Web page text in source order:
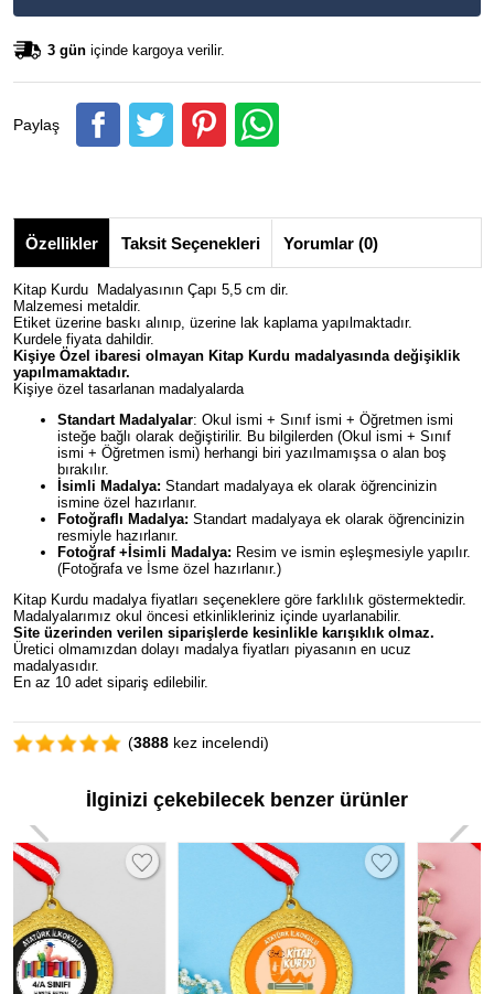
3 gün içinde kargoya verilir.
Paylaş
Özellikler Taksit Seçenekleri Yorumlar (0)
Kitap Kurdu Madalyasının Çapı 5,5 cm dir.
Malzemesi metaldir.
Etiket üzerine baskı alınıp, üzerine lak kaplama yapılmaktadır.
Kurdele fiyata dahildir.
Kişiye Özel ibaresi olmayan Kitap Kurdu madalyasında değişiklik
yapılmamaktadır.
Kişiye özel tasarlanan madalyalarda
Standart Madalyalar: Okul ismi + Sınıf ismi + Öğretmen ismi
isteğe bağlı olarak değiştirilir. Bu bilgilerden (Okul ismi + Sınıf
ismi + Öğretmen ismi) herhangi biri yazılmamışsa o alan boş
bırakılır.
İsimli Madalya: Standart madalyaya ek olarak öğrencinizin
ismine özel hazırlanır.
Fotoğraflı Madalya: Standart madalyaya ek olarak öğrencinizin
resmiyle hazırlanır.
Fotoğraf +İsimli Madalya: Resim ve ismin eşleşmesiyle yapılır.
(Fotoğrafa ve İsme özel hazırlanır.)
Kitap Kurdu madalya fiyatları seçeneklere göre farklılık göstermektedir.
Madalyalarımız okul öncesi etkinlikleriniz içinde uyarlanabilir.
Site üzerinden verilen siparişlerde kesinlikle karışıklık olmaz.
Üretici olmamızdan dolayı madalya fiyatları piyasanın en ucuz
madalyasıdır.
En az 10 adet sipariş edilebilir.
(3888 kez incelendi)
İlginizi çekebilecek benzer ürünler